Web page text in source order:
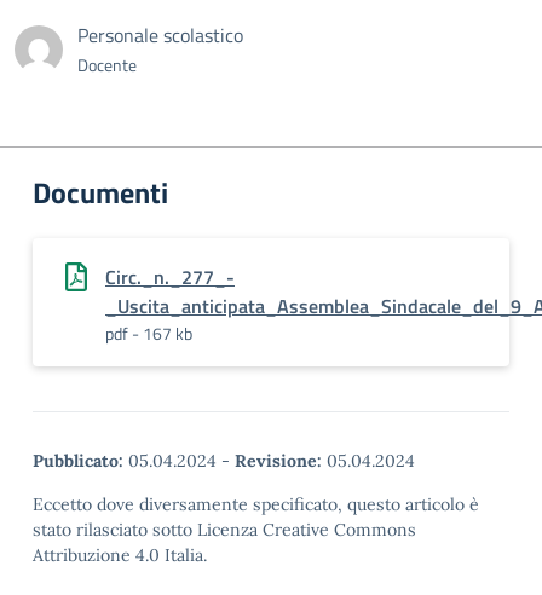
Personale scolastico
Docente
Documenti
Circ._n._277_-
pdf - 167 kb
Pubblicato: 05.04.2024 - Revisione: 05.04.2024
Eccetto dove diversamente specificato, questo articolo è
stato rilasciato sotto Licenza Creative Commons
Attribuzione 4.0 Italia.